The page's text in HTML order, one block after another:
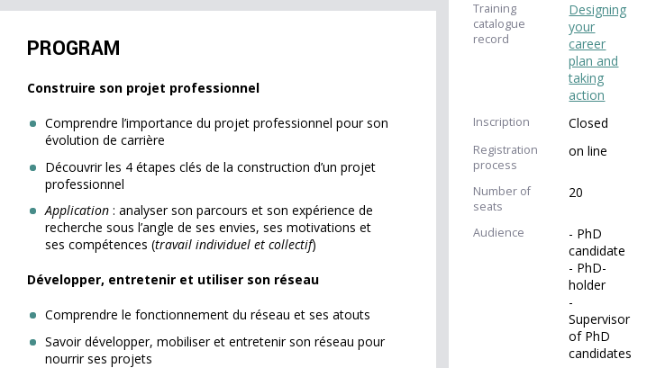
Training
catalogue
record
Designing
your
career
plan and
taking
action
Inscription Closed
Registration
process
on line
Number of
seats
20
Audience
- PhD
candidate
- PhD-
holder
-
Supervisor
of PhD
candidates
PROGRAM
Construire son projet professionnel
Comprendre l’importance du projet professionnel pour son
évolution de carrière
Découvrir les 4 étapes clés de la construction d’un projet
professionnel
Application : analyser son parcours et son expérience de
recherche sous l’angle de ses envies, ses motivations et
ses compétences (travail individuel et collectif)
Développer, entretenir et utiliser son réseau
Comprendre le fonctionnement du réseau et ses atouts
Savoir développer, mobiliser et entretenir son réseau pour
nourrir ses projets